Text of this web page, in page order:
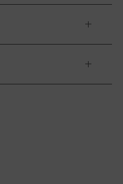
い上げで
い。
避けて下さい。
びらの縁から繊維が